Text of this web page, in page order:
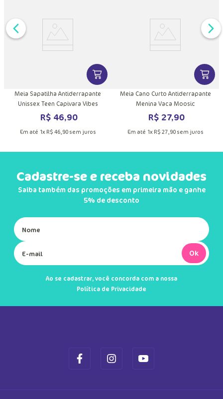
INFORMAÇÕES DO PRODUTOVER MAIS INFORMAÇÕES DO
Meia Sapatilha Antiderrapante
Unissex Teen Capivara Vibes
R$ 46,90
Em até 1x R$ 46,90sem juros
VER
Meia Cano Curto Antiderrapante
Menina Vaca Moosic
R$ 27,90
Em até 1x R$ 27,90sem juros
Cadastre-se e receba novidades
Saiba também das promoções em primeira mão e ganhe
5% de desconto
Ok
Ao se cadastrar, você concorda com a nossa
Política de Privacidade